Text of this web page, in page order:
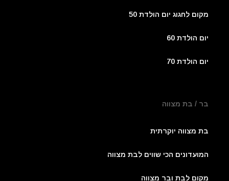
מקום לחגוג יום הולדת 50
יום הולדת 60
יום הולדת 70
בר / בת מצווה
בת מצווה יוקרתית
המועדונים הכי שווים לבת מצווה
מקום לבת ובר מצווה